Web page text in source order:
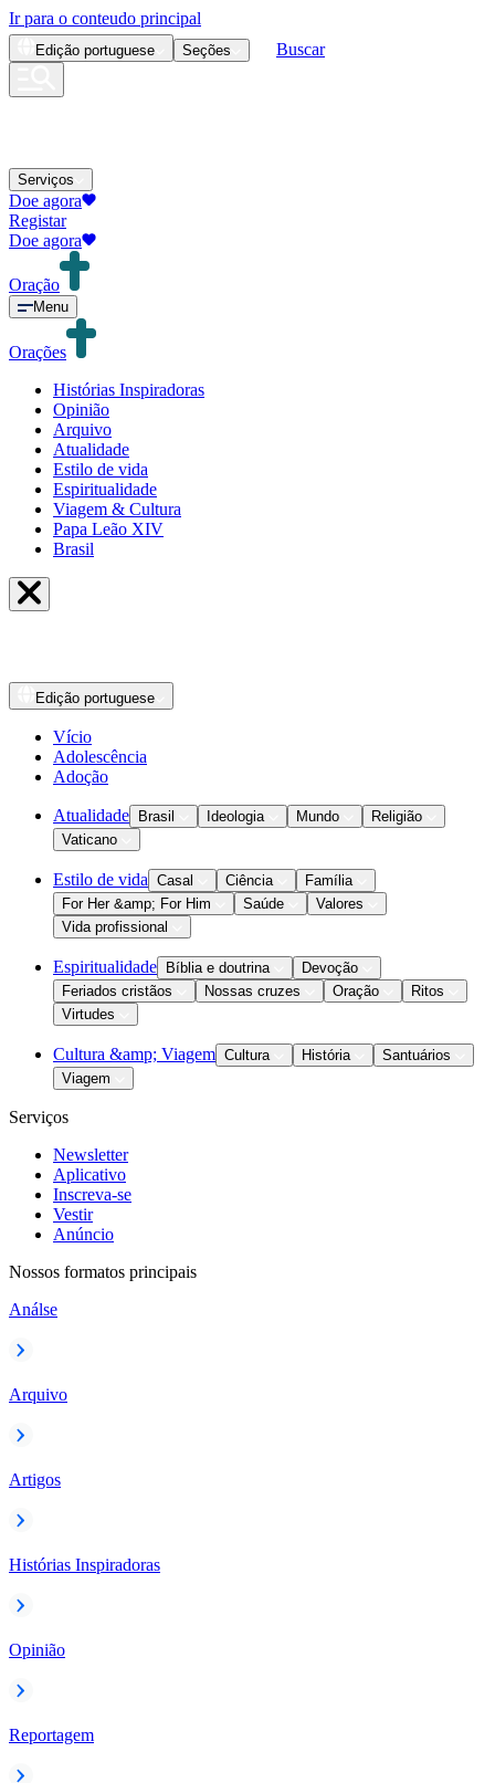
Ir para o conteudo principal
Edição portuguese Seções Buscar
Serviços
Doe agora
Registar
Doe agora
Oração
Menu
Orações
Histórias Inspiradoras
Opinião
Arquivo
Atualidade
Estilo de vida
Espiritualidade
Viagem & Cultura
Papa Leão XIV
Brasil
Edição portuguese
Vício
Adolescência
Adoção
Atualidade Brasil Ideologia Mundo
Religião
Vaticano
Estilo de vida Casal Ciência
Família
For Her &amp; For Him
Saúde
Valores
Vida profissional
Espiritualidade Bíblia e doutrina
Devoção
Feriados cristãos
Nossas cruzes Oração
Ritos
Virtudes
Cultura &amp; Viagem Cultura História
Santuários
Viagem
Serviços
Newsletter
Aplicativo
Inscreva-se
Vestir
Anúncio
Nossos formatos principais
Análse
Arquivo
Artigos
Histórias Inspiradoras
Opinião
Reportagem